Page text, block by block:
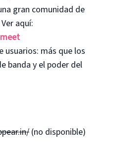
gran comunidad de
aquí:
usuarios: más que los
banda y el poder del
(no disponible)